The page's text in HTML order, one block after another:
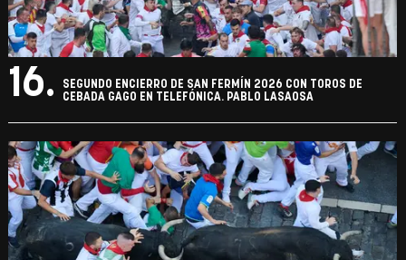
16.
SEGUNDO ENCIERRO DE SAN FERMÍN 2026 CON TOROS DE
CEBADA GAGO EN TELEFÓNICA. PABLO LASAOSA